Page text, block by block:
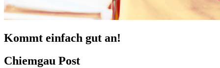
Kommt einfach gut an!
Chiemgau Post